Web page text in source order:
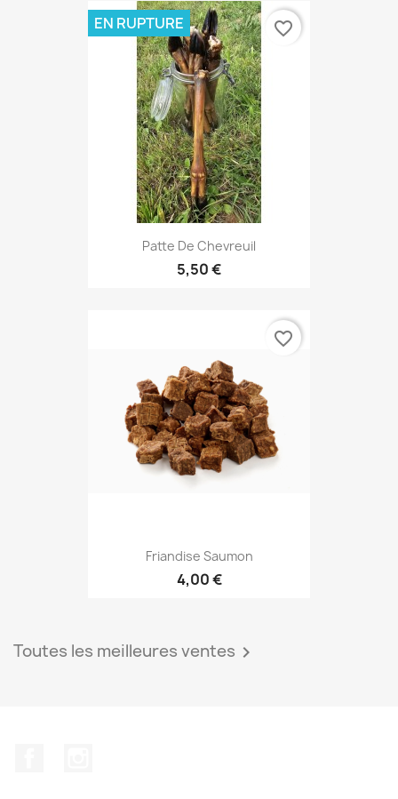
Patte De Chevreuil
5,50 €
EN RUPTURE favorite_border
Friandise Saumon
4,00 €
favorite_border
Toutes les meilleures ventes 